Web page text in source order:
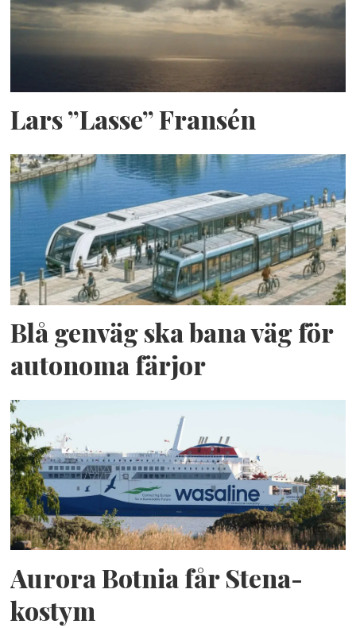
Lars ”Lasse” Fransén
Blå genväg ska bana väg för
autonoma färjor
Aurora Botnia får Stena-
kostym